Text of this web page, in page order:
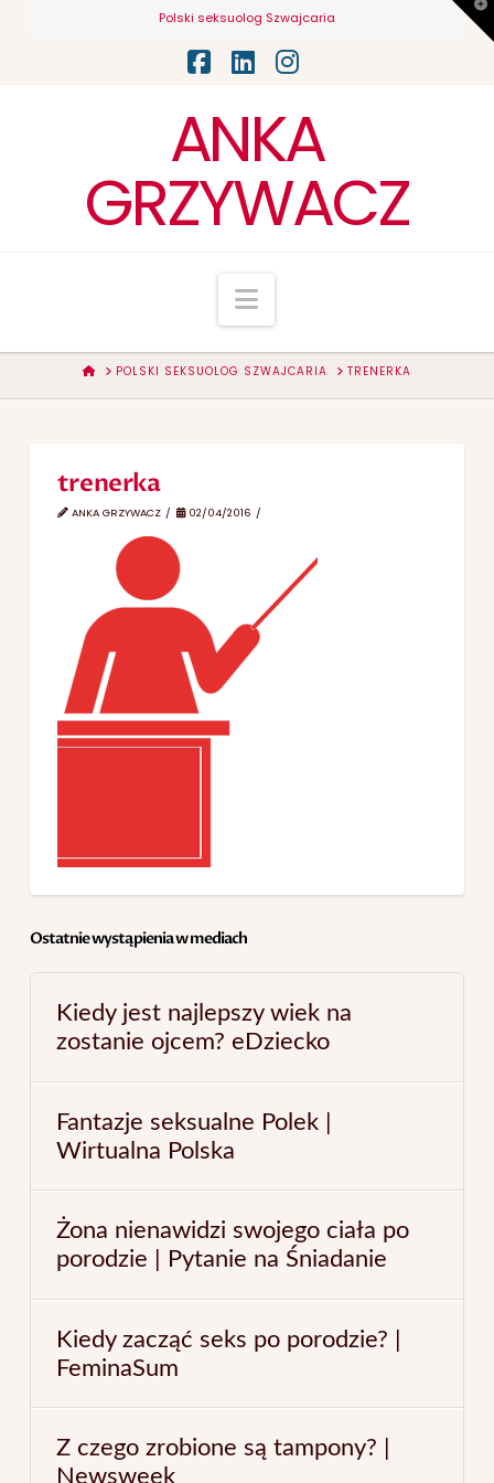
Polski seksuolog Szwajcaria
Facebook
LinkedInInstagram
ANKA
GRZYWACZ
Navigation
HOMEPOLSKI SEKSUOLOG SZWAJCARIA TRENERKA
trenerka
ANKA GRZYWACZ 02/04/2016
Ostatnie wystąpienia w mediach
Kiedy jest najlepszy wiek na
zostanie ojcem? eDziecko
Fantazje seksualne Polek |
Wirtualna Polska
Żona nienawidzi swojego ciała po
porodzie | Pytanie na Śniadanie
Kiedy zacząć seks po porodzie? |
FeminaSum
Z czego zrobione są tampony? |
Newsweek